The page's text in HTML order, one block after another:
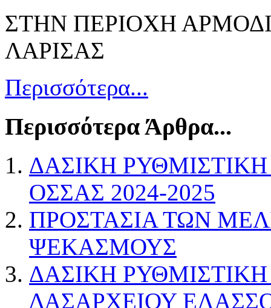
ΣΤΗΝ ΠΕΡΙΟΧΗ
ΛΑΡΙΣΑΣ
Περισσότερα...
Περισσότερα Άρθρα...
ΔΑΣΙΚΗ
ΟΣΣΑΣ 2024-2025
ΠΡΟΣΤΑΣΙΑ ΤΩΝ
ΨΕΚΑΣΜΟΥΣ
ΔΑΣΙΚΗ
ΔΑΣΑΡΧΕΙΟΥ